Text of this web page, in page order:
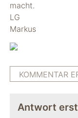
macht.
LG
Markus
KOMMENTAR
Antwort